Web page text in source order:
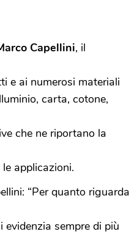
Capellini, il
e ai numerosi materiali
carta, cotone,
che ne riportano la
applicazioni.
“Per quanto riguarda
evidenzia sempre di più